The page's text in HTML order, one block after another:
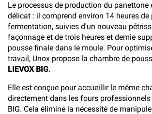
Le processus de production du panettone
délicat : il comprend environ 14 heures de
fermentation, suivies d'un nouveau
façonnage et de trois heures et demie
pousse finale dans le moule. Pour
travail, Unox propose la chambre de
LIEVOX BIG.
Elle est conçue pour accueillir le même
directement dans les fours
BIG. Cela élimine la nécessité de